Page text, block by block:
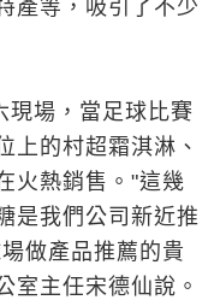
產等，吸引了不少
現場，當足球比賽
上的村超霜淇淋、
火熱銷售。"這幾
是我們公司新近推
做產品推薦的貴
室主任宋德仙說。